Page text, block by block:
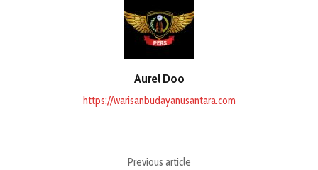
Aurel Doo
https://warisanbudayanusantara.com
Previous article